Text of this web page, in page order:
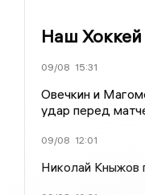
Наш Хоккей
09/08 15:31
Овечкин и
удар перед
09/08 12:01
Николай Кныжов